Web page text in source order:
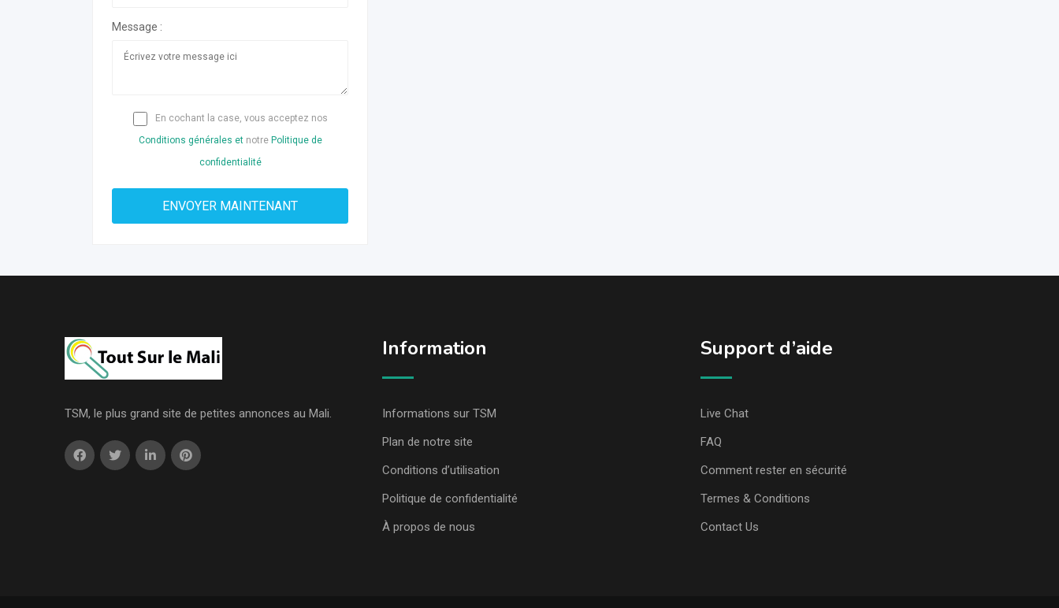
Message :
En cochant la case, vous acceptez nos
Conditions générales etnotre Politique de
confidentialité
TSM, le plus grand site de petites annonces au Mali.
Information
Informations sur TSM
Plan de notre site
Conditions d’utilisation
Politique de confidentialité
À propos de nous
Support d’aide
Live Chat
FAQ
Comment rester en sécurité
Termes & Conditions
Contact Us